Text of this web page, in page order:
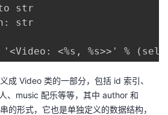
str
str
<%s, %s>>' %
成 Video 类的一部分，包括 id 索引、
、music 配乐等等，其中 author 和
的形式，它也是单独定义的数据结构，